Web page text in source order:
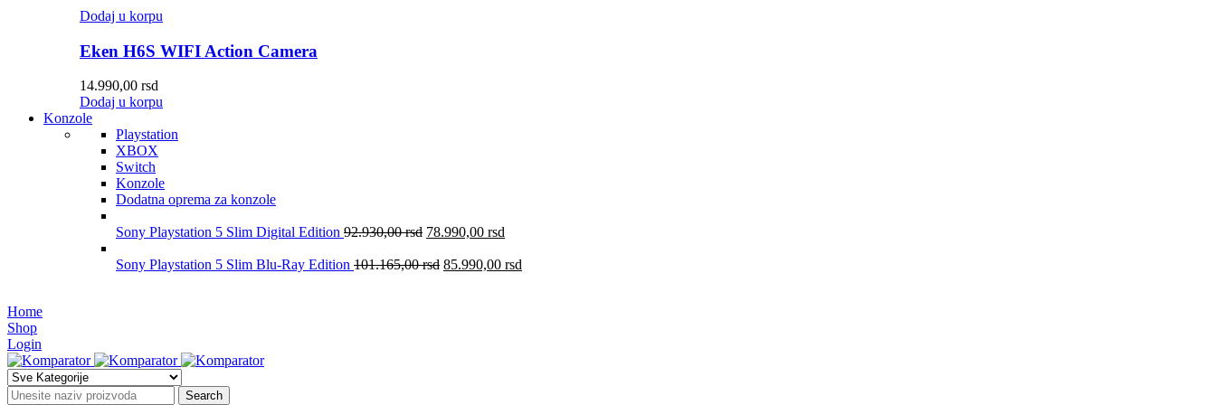
Dodaj u korpu
Eken H6S WIFI Action Camera
14.990,00 rsd
Dodaj u korpu
Konzole
Playstation
XBOX
Switch
Konzole
Dodatna oprema za konzole
Sony Playstation 5 Slim Digital Edition 92.930,00rsd 78.990,00 rsd
Sony Playstation 5 Slim Blu-Ray Edition 101.165,00rsd 85.990,00 rsd
Home
Shop
Login